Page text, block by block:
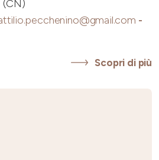
(CN)
-
Scopri di più